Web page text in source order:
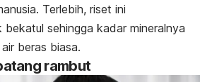
Terlebih, riset ini
bekatul sehingga kadar mineralnya
beras biasa.
rambut